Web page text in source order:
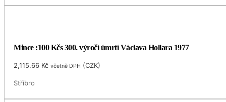
Mince :100 Kčs 300. výročí úmrtí Václava Hollara 1977
2,115.66 Kč včetně DPH (CZK)
Stříbro